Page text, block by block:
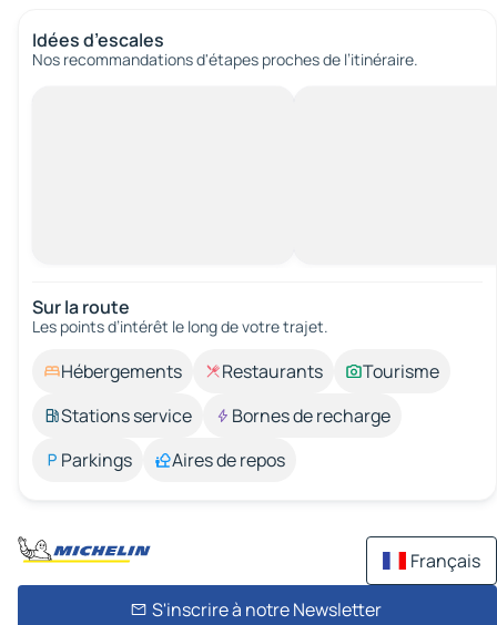
Idées d’escales
Nos recommandations d'étapes proches de l’itinéraire.
Sur la route
Les points d’intérêt le long de votre trajet.
Hébergements Restaurants
Tourisme
Stations service
Bornes de recharge
Parkings
Aires de repos
Français
S'inscrire à notre Newsletter